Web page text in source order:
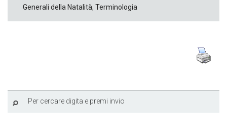
Generali della Natalità, Terminologia